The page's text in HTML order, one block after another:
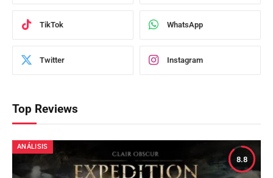
TikTok WhatsApp
Twitter Instagram
Top Reviews
8.8
ANÁLISIS